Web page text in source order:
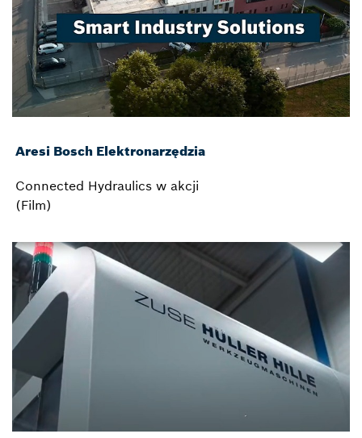
Aresi Bosch Elektronarzędzia
Connected Hydraulics w akcji
(Film)